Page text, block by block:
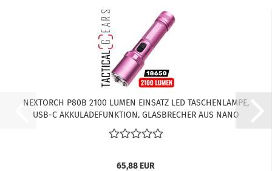
NEXTORCH P80B 2100 LUMEN EINSATZ LED TASCHENLAMPE,
USB-C AKKULADEFUNKTION, GLASBRECHER AUS NANO
KERAMIK - PINK
65,88 EUR